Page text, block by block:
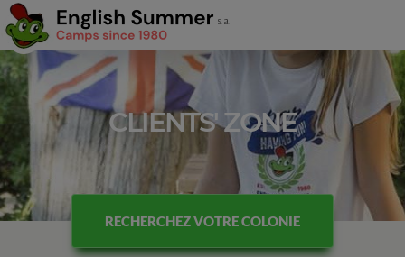
CLIENTS' ZONE
RECHERCHEZ VOTRE COLONIE